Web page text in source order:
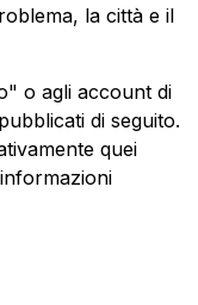
la città e il
o agli account di
di seguito.
quei